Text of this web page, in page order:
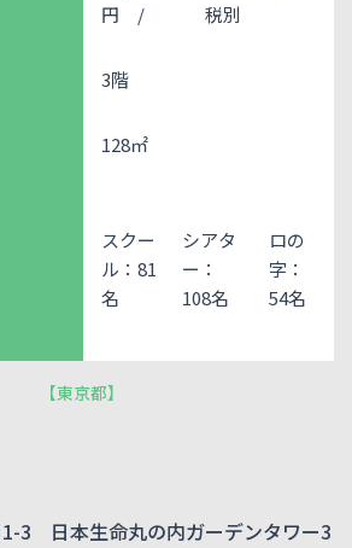
円 /
税別
3階
128㎡
スクー
ル：81
名
シアタ
ー：
108名
ロの
字：
54名
【東京都】
3 日本生命丸の内ガーデンタワー3